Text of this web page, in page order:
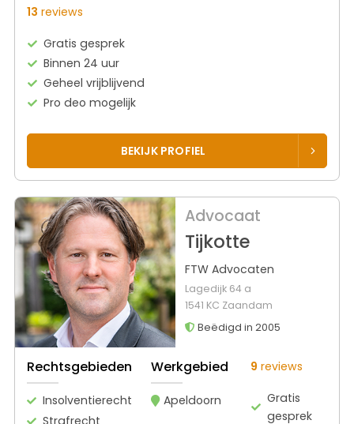
13 reviews
Gratis gesprek
Binnen 24 uur
Geheel vrijblijvend
Pro deo mogelijk
BEKIJK PROFIEL
Advocaat
Tijkotte
FTW Advocaten
Lagedijk 64 a
1541 KC Zaandam
Beëdigd in 2005
Rechtsgebieden
Insolventierecht
Strafrecht
Werkgebied
Apeldoorn
9 reviews
Gratis
gesprek